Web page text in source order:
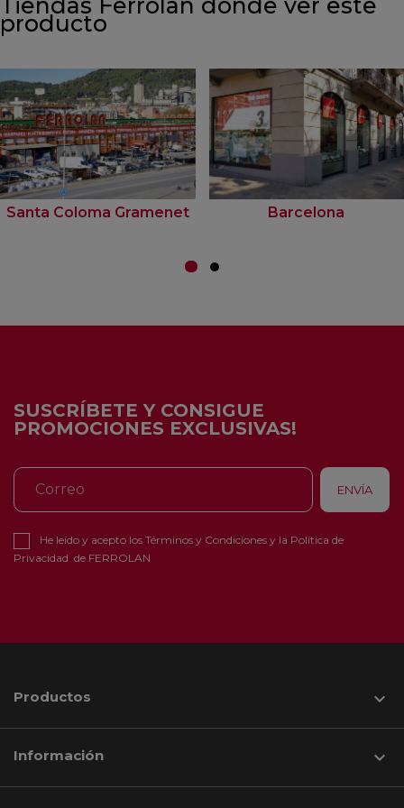
Tiendas Ferrolan donde ver este
producto
Santa Coloma Gramenet Barcelona
SUSCRÍBETE Y CONSIGUE
PROMOCIONES EXCLUSIVAS!
He leído y acepto los Términos y Condiciones y la Política de
Privacidad de FERROLAN
Productos 
Información 